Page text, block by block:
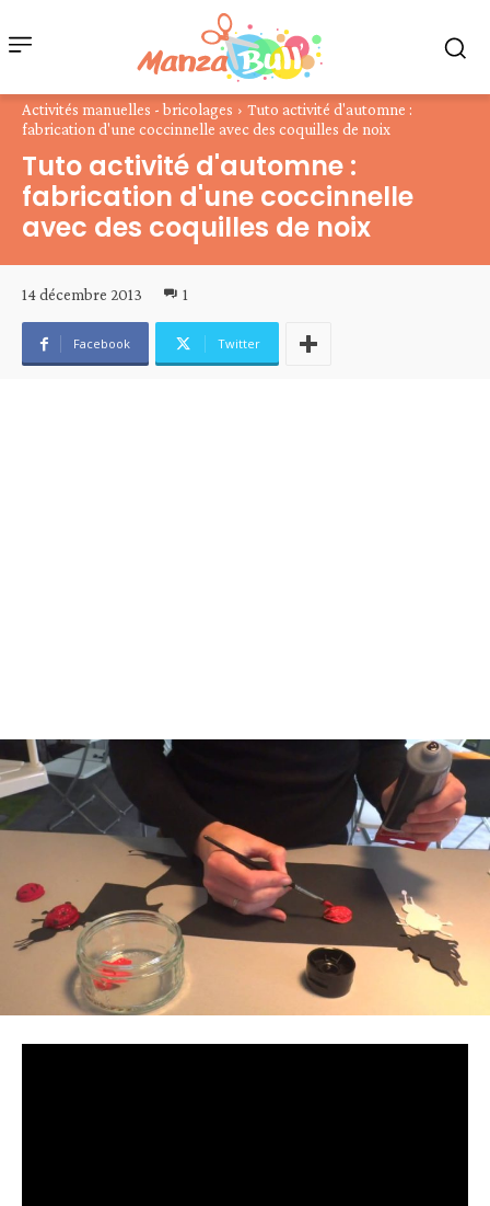
Activités manuelles - bricolages
Tuto activité d'automne :
fabrication d'une coccinnelle avec des coquilles de noix
Tuto activité d'automne :
fabrication d'une coccinnelle
avec des coquilles de noix
14 décembre 2013 1
Facebook Twitter